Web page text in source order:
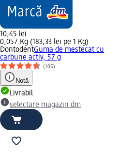
10,45 lei
0,057 Kg (183,33 lei pe 1 Kg)
DontodentGuma de mestecat cu
carbune activ, 57 g
(105)
Notă
Livrabil
selectare magazin dm